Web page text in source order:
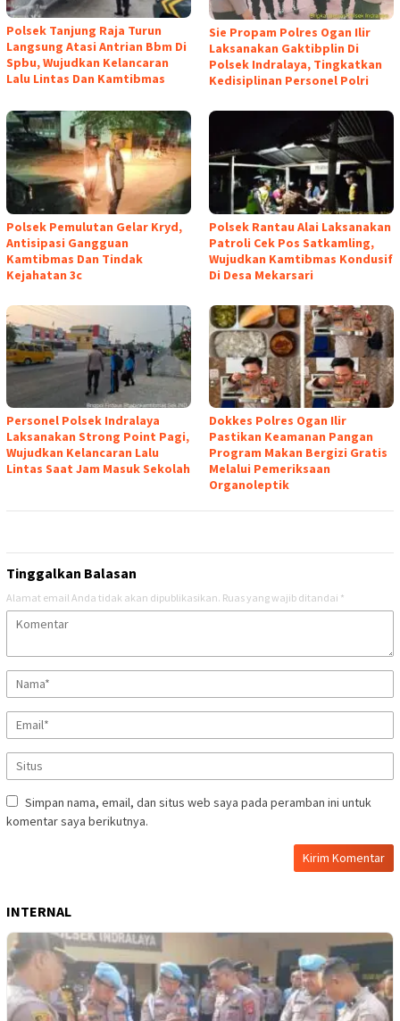
Polsek Tanjung Raja Turun
Langsung Atasi Antrian Bbm Di
Spbu, Wujudkan Kelancaran
Lalu Lintas Dan Kamtibmas
Sie Propam Polres Ogan Ilir
Laksanakan Gaktibplin Di
Polsek Indralaya, Tingkatkan
Kedisiplinan Personel Polri
Polsek Pemulutan Gelar Kryd,
Antisipasi Gangguan
Kamtibmas Dan Tindak
Kejahatan 3c
Polsek Rantau Alai Laksanakan
Patroli Cek Pos Satkamling,
Wujudkan Kamtibmas Kondusif
Di Desa Mekarsari
Personel Polsek Indralaya
Laksanakan Strong Point Pagi,
Wujudkan Kelancaran Lalu
Lintas Saat Jam Masuk Sekolah
Dokkes Polres Ogan Ilir
Pastikan Keamanan Pangan
Program Makan Bergizi Gratis
Melalui Pemeriksaan
Organoleptik
Tinggalkan Balasan
Alamat email Anda tidak akan dipublikasikan. Ruas yang wajib ditandai *
Simpan nama, email, dan situs web saya pada peramban ini untuk
komentar saya berikutnya.
INTERNAL